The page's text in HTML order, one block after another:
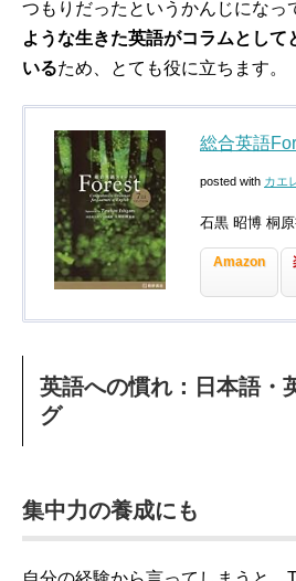
つもりだったというかんじになっ
ような生きた英語がコラムとして
いるため、とても役に立ちます。
総合英語
posted with カエ
石黒 昭博 桐
Amazon
英語への慣れ：日本語・
グ
集中力の養成にも